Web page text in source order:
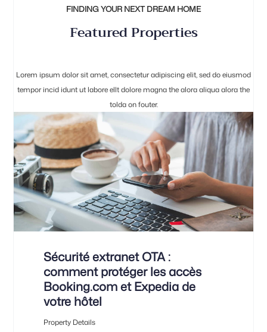
FINDING YOUR NEXT DREAM HOME
Featured Properties
Lorem ipsum dolor sit amet, consectetur adipiscing elit, sed do eiusmod
tempor incid idunt ut labore ellt dolore magna the alora aliqua alora the
tolda on fouter.
Sécurité extranet OTA :
comment protéger les accès
Booking.com et Expedia de
votre hôtel
Property Details